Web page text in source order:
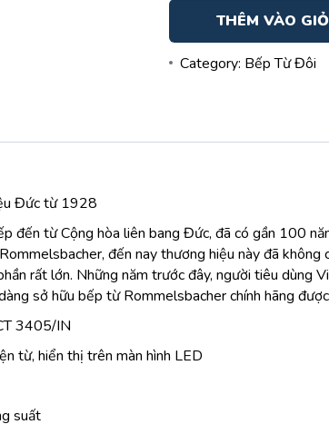
THÊM VÀO GIỎ
Category: Bếp Từ Đôi
Đức từ 1928
đến từ Cộng hòa liên bang Đức, đã có gần 100
đến nay thương hiệu này đã
rất lớn. Những năm trước đây, người tiêu
sở hữu bếp từ Rommelsbacher chính hãng
3405/IN
từ, hiển thị trên màn hình LED
suất